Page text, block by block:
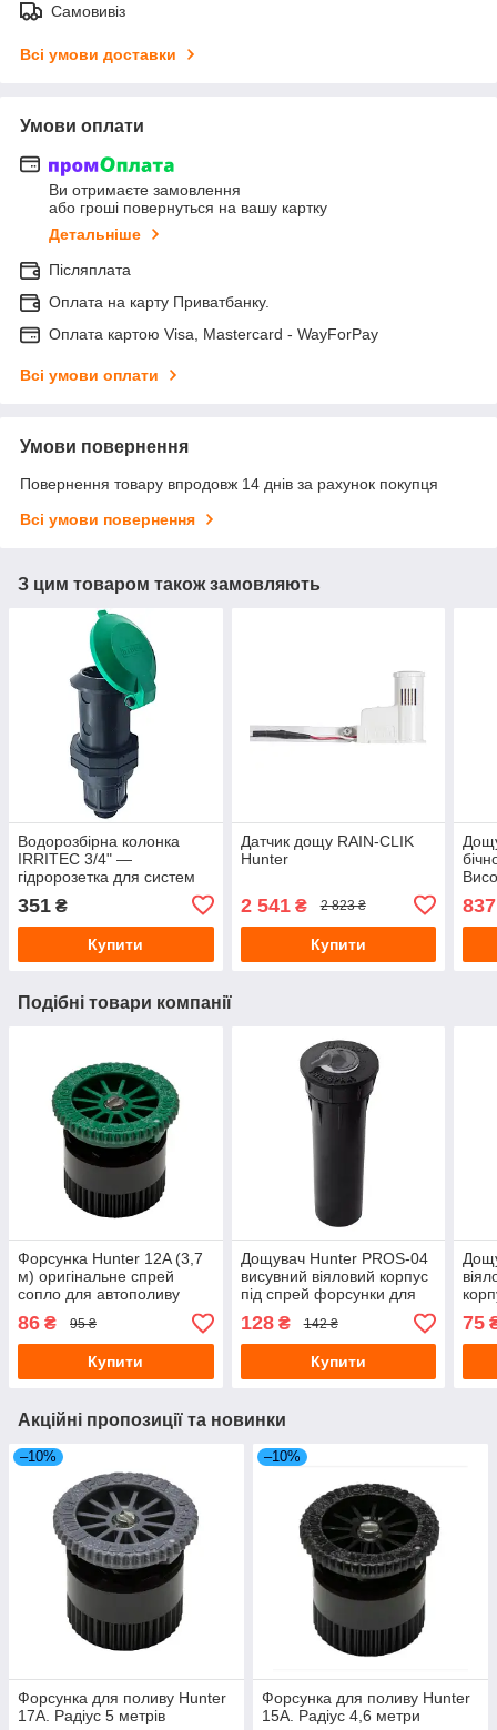
Самовивіз
Всі умови доставки
Умови оплати
Ви отримаєте замовлення
або гроші повернуться на вашу картку
Детальніше
Післяплата
Оплата на карту Приватбанку.
Оплата картою Visa, Mastercard - WayForPay
Всі умови оплати
Умови повернення
Повернення товару впродовж 14 днів за рахунок покупця
Всі умови повернення
З цим товаром також замовляють
Водорозбірна колонка
IRRITEC 3/4" —
гідророзетка для систем
351 ₴
Купити
Датчик дощу RAIN-CLIK
Hunter
2 541₴ 2 823 ₴
Купити
837
Подібні товари компанії
Форсунка Hunter 12A (3,7
м) оригінальне спрей
сопло для автополиву
газону
86 ₴ 95 ₴
Купити
Дощувач Hunter PROS-04
висувний віяловий корпус
під спрей форсунки для
автоматичного поливу
128₴ 142 ₴
Купити
75
Акційні пропозиції та новинки
–10%
Форсунка для поливу Hunter
17A. Радіус 5 метрів
–10%
Форсунка для поливу Hunter
15A. Радіус 4,6 метри